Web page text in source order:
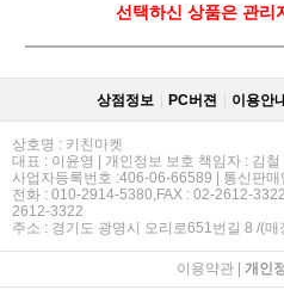
선택하신 상품은 관리
상점정보 PC버젼 이용안
상호명 : 키친마켓
대표 : 이윤영 | 개인정보 보호 책임자 : 김철
사업자등록번호 :406-06-66589 | 통신판
전화 : 010-2914-5380,FAX : 02-2612-
2612-3322
주소 : 경기도 광명시 오리로651번길 8 /(
이용약관| 개인